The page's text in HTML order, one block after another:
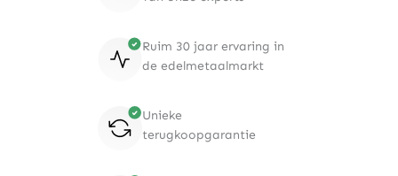
Ruim 30 jaar ervaring in
de edelmetaalmarkt
Unieke
terugkoopgarantie